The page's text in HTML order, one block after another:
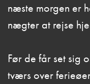
næste morgen er
nægter at rejse
Før de får set sig
tværs over